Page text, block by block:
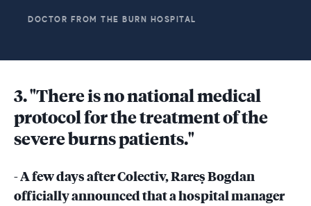
DOCTOR FROM THE BURN HOSPITAL
3. "There is no national medical
protocol for the treatment of the
severe burns patients."
- A few days after Colectiv, Rareș Bogdan
officially announced that a hospital manager